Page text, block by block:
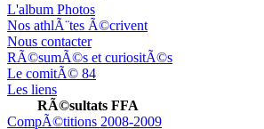
L'album Photos
Nos athlÃ¨tes Ã©crivent
Nous contacter
RÃ©sumÃ©s et curiositÃ©s
Le comitÃ© 84
Les liens
RÃ©sultats FFA
CompÃ©titions 2008-2009